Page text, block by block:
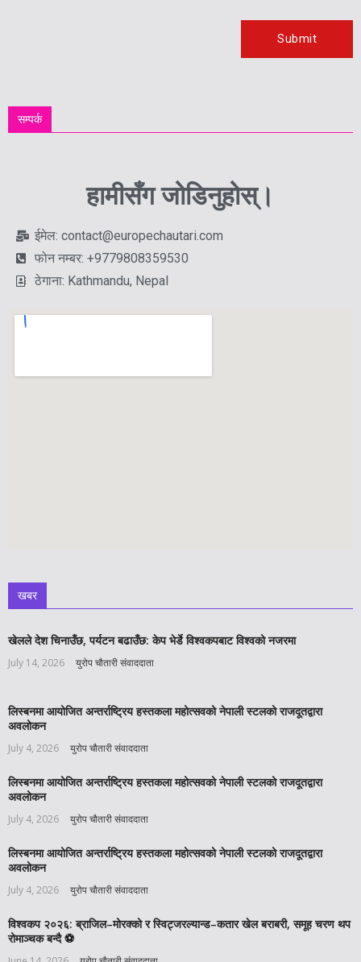
सम्पर्क
हामीसँग जोडिनुहोस्।
ईमेल: contact@europechautari.com
फोन नम्बर: +9779808359530
ठेगाना: Kathmandu, Nepal
खबर
खेलले देश चिनाउँछ, पर्यटन बढाउँछ: केप भेर्डे विश्वकपबाट विश्वको नजरमा
July 14, 2026 युरोप चौतारी संवाददाता
लिस्बनमा आयोजित अन्तर्राष्ट्रिय हस्तकला महोत्सवको नेपाली स्टलको राजदूतद्वारा
अवलोकन
July 4, 2026 युरोप चौतारी संवाददाता
लिस्बनमा आयोजित अन्तर्राष्ट्रिय हस्तकला महोत्सवको नेपाली स्टलको राजदूतद्वारा
अवलोकन
July 4, 2026 युरोप चौतारी संवाददाता
लिस्बनमा आयोजित अन्तर्राष्ट्रिय हस्तकला महोत्सवको नेपाली स्टलको राजदूतद्वारा
अवलोकन
July 4, 2026 युरोप चौतारी संवाददाता
विश्वकप २०२६: ब्राजिल–मोरक्को र स्विट्जरल्यान्ड–कतार खेल बराबरी, समूह चरण थप
रोमाञ्चक बन्दै ⚽️